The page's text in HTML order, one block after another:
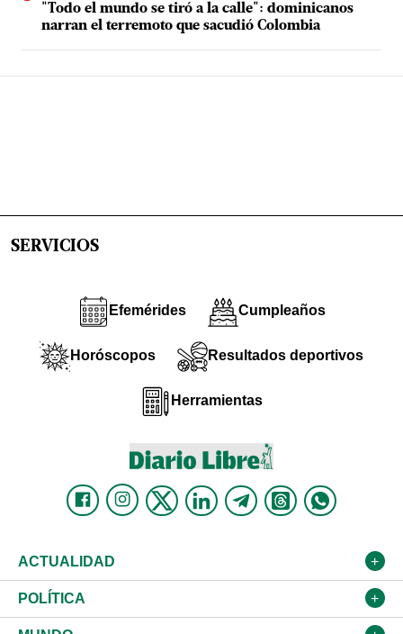
"Todo el mundo se tiró a la calle": dominicanos
narran el terremoto que sacudió Colombia
SERVICIOS
Efemérides Cumpleaños
Horóscopos Resultados deportivos
Herramientas
ACTUALIDAD
Nacional
POLÍTICA